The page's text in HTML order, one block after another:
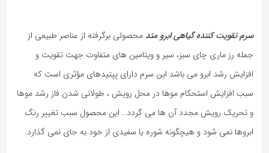
سرم تقویت کننده گیاهی ابرو متد محصولی برگرفته از عناصر طبیعی از
جمله رز ماری چای سبز، سیر و ویتامین های متفاوت جهت تقویت و
افزایش رشد ابرو می باشد این سرم دارای پپتیدهای مؤثری است که
سبب افزایش استحکام موها در محل رویش ، طولانی شدن فاز رشد موها
و تحریک رویش مجدد آن ها می گردد.. این محصول سبب تغییر رنگ
ابروها نمی شود و هیچگونه شوره یا سفیدی از خود به جای نمی گذارد.